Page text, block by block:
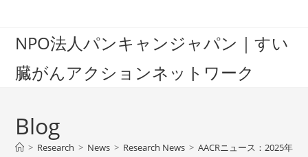
contentNPO法人パンキャンジャパン｜すい
臓がんアクションネットワーク
Blog
> Research > News > Research News > AACRニュース：2025年